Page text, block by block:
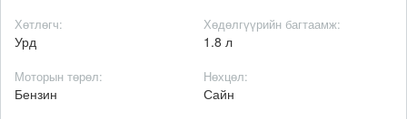
Хөтлөгч:
Урд
Хөдөлгүүрийн багтаамж:
1.8 л
Моторын төрөл:
Бензин
Нөхцөл:
Сайн